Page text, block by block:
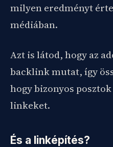
milyen eredményt
médiában.
Azt is látod, hogy az
backlink mutat, így
hogy bizonyos
linkeket.
És a linképítés?